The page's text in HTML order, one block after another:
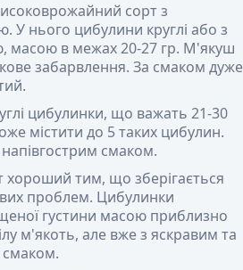
сорт з
У нього цибулини круглі або з
масою в межах 20-27 гр. М'якуш
забарвлення. За смаком дуже
цибулинки, що важать 21-30
містити до 5 таких цибулин.
смаком.
хороший тим, що зберігається
проблем. Цибулинки
густини масою приблизно
м'якоть, але вже з яскравим та